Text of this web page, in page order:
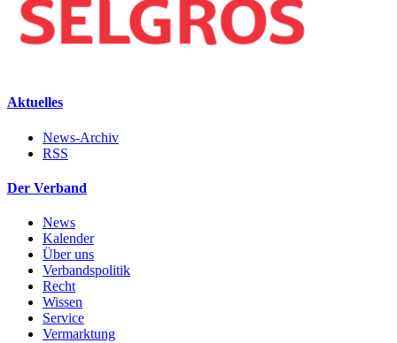
Aktuelles
News-Archiv
RSS
Der Verband
News
Kalender
Über uns
Verbandspolitik
Recht
Wissen
Service
Vermarktung